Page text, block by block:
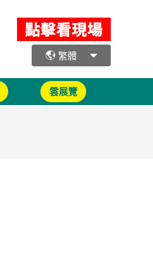
繁體
雲展覽